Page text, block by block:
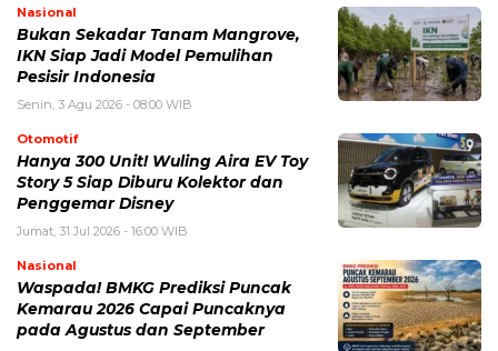
Nasional
Bukan Sekadar Tanam Mangrove,
IKN Siap Jadi Model Pemulihan
Pesisir Indonesia
Senin, 3 Agu 2026 - 08:00 WIB
Otomotif
Hanya 300 Unit! Wuling Aira EV Toy
Story 5 Siap Diburu Kolektor dan
Penggemar Disney
Jumat, 31 Jul 2026 - 16:00 WIB
Nasional
Waspada! BMKG Prediksi Puncak
Kemarau 2026 Capai Puncaknya
pada Agustus dan September